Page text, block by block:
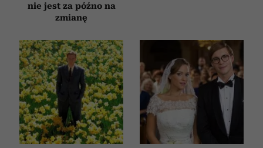
nie jest za późno na
zmianę